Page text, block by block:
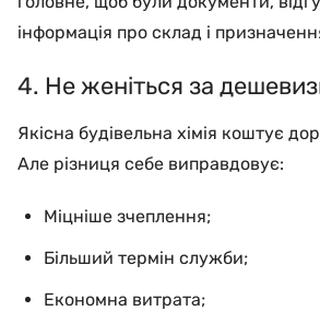
інформація про склад і
4. Не женіться за
Якісна будівельна хімія коштує
Але різниця себе виправдовує:
Міцніше зчеплення;
Більший термін служби;
Економна витрата;